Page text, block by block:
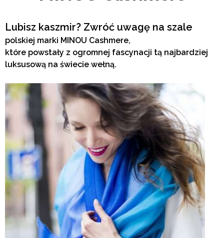
Lubisz kaszmir? Zwróć uwagę na szale
polskiej marki MINOU Cashmere,
które powstały z ogromnej fascynacji tą najbardziej
luksusową na świecie wełną.